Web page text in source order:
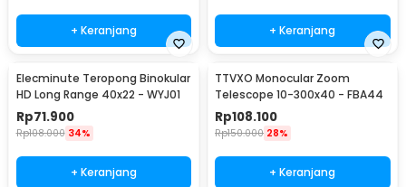
+ Keranjang + Keranjang
Elecminute Teropong Binokular
HD Long Range 40x22 - WYJ01
Rp71.900
Rp108.000 34%
+ Keranjang
TTVXO Monocular Zoom
Telescope 10-300x40 - FBA44
Rp108.100
Rp150.000 28%
+ Keranjang